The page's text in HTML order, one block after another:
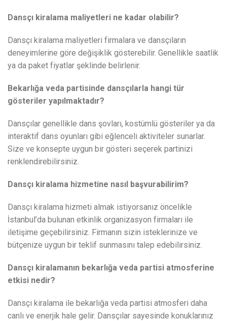
Dansçı kiralama maliyetleri ne kadar olabilir?
Dansçı kiralama maliyetleri firmalara ve dansçıların
deneyimlerine göre değişiklik gösterebilir. Genellikle saatlik
ya da paket fiyatlar şeklinde belirlenir.
Bekarlığa veda partisinde dansçılarla hangi tür
gösteriler yapılmaktadır?
Dansçılar genellikle dans şovları, kostümlü gösteriler ya da
interaktif dans oyunları gibi eğlenceli aktiviteler sunarlar.
Size ve konsepte uygun bir gösteri seçerek partinizi
renklendirebilirsiniz.
Dansçı kiralama hizmetine nasıl başvurabilirim?
Dansçı kiralama hizmeti almak istiyorsanız öncelikle
İstanbul’da bulunan etkinlik organizasyon firmaları ile
iletişime geçebilirsiniz. Firmanın sizin isteklerinize ve
bütçenize uygun bir teklif sunmasını talep edebilirsiniz.
Dansçı kiralamanın bekarlığa veda partisi atmosferine
etkisi nedir?
Dansçı kiralama ile bekarlığa veda partisi atmosferi daha
canlı ve enerjik hale gelir. Dansçılar sayesinde konuklarınız